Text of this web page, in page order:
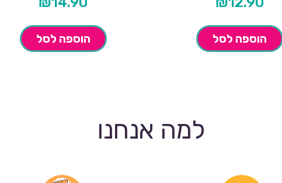
הוספה לסל הוספה לסל
למה אנחנו